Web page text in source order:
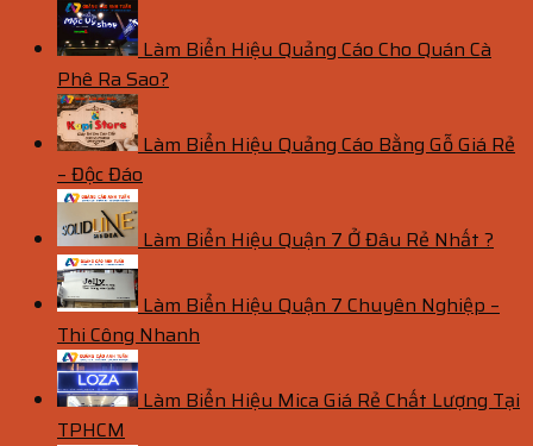
Làm Biển Hiệu Quảng Cáo Cho Quán Cà
Phê Ra Sao?
Làm Biển Hiệu Quảng Cáo Bằng Gỗ Giá Rẻ
– Độc Đáo
Làm Biển Hiệu Quận 7 Ở Đâu Rẻ Nhất ?
Làm Biển Hiệu Quận 7 Chuyên Nghiệp –
Thi Công Nhanh
Làm Biển Hiệu Mica Giá Rẻ Chất Lượng Tại
TPHCM